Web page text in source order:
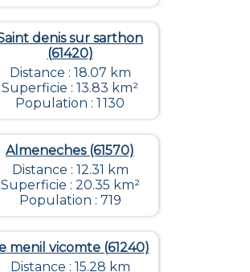
denis sur sarthon
(61420)
Distance : 18.07 km
Superficie : 13.83 km²
Population : 1 130
Almeneches (61570)
Distance : 12.31 km
Superficie : 20.35 km²
Population : 719
menil vicomte (61240)
Distance : 15.28 km